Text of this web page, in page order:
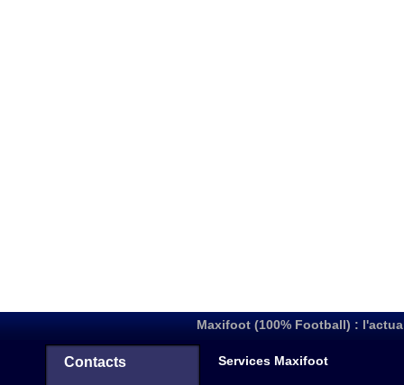
Maxifoot (100% Football) :
Contacts Services Maxifoot